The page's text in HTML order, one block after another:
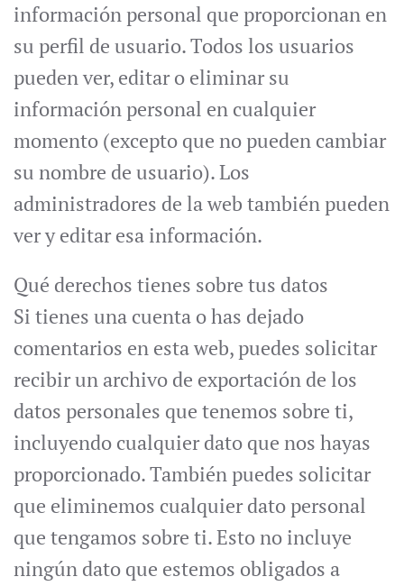
información personal que proporcionan en
su perfil de usuario. Todos los usuarios
pueden ver, editar o eliminar su
información personal en cualquier
momento (excepto que no pueden cambiar
su nombre de usuario). Los
administradores de la web también pueden
ver y editar esa información.
Qué derechos tienes sobre tus datos
Si tienes una cuenta o has dejado
comentarios en esta web, puedes solicitar
recibir un archivo de exportación de los
datos personales que tenemos sobre ti,
incluyendo cualquier dato que nos hayas
proporcionado. También puedes solicitar
que eliminemos cualquier dato personal
que tengamos sobre ti. Esto no incluye
ningún dato que estemos obligados a